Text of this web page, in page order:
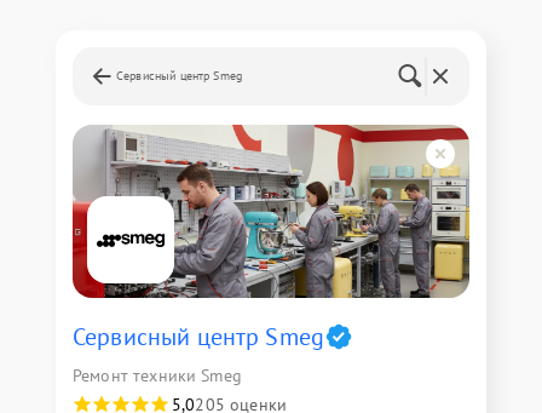
Сервисный центр Smeg
Сервисный центр Smeg
Ремонт техники Smeg
5,0205 оценки